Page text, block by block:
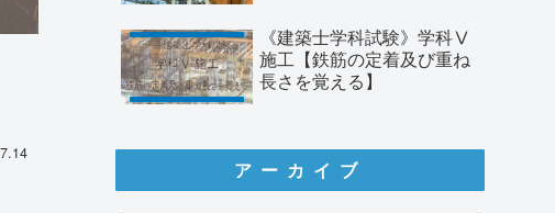
《建築士学科試験》学科Ⅴ
施工【鉄筋の定着及び重ね
長さを覚える】
アーカイブ